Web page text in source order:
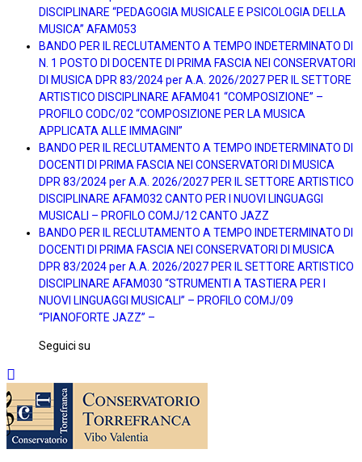
DISCIPLINARE “PEDAGOGIA MUSICALE E PSICOLOGIA DELLA
MUSICA” AFAM053
BANDO PER IL RECLUTAMENTO A TEMPO INDETERMINATO DI
N. 1 POSTO DI DOCENTE DI PRIMA FASCIA NEI CONSERVATORI
DI MUSICA DPR 83/2024 per A.A. 2026/2027 PER IL SETTORE
ARTISTICO DISCIPLINARE AFAM041 “COMPOSIZIONE” –
PROFILO CODC/02 “COMPOSIZIONE PER LA MUSICA
APPLICATA ALLE IMMAGINI”
BANDO PER IL RECLUTAMENTO A TEMPO INDETERMINATO DI
DOCENTI DI PRIMA FASCIA NEI CONSERVATORI DI MUSICA
DPR 83/2024 per A.A. 2026/2027 PER IL SETTORE ARTISTICO
DISCIPLINARE AFAM032 CANTO PER I NUOVI LINGUAGGI
MUSICALI – PROFILO COMJ/12 CANTO JAZZ
BANDO PER IL RECLUTAMENTO A TEMPO INDETERMINATO DI
DOCENTI DI PRIMA FASCIA NEI CONSERVATORI DI MUSICA
DPR 83/2024 per A.A. 2026/2027 PER IL SETTORE ARTISTICO
DISCIPLINARE AFAM030 “STRUMENTI A TASTIERA PER I
NUOVI LINGUAGGI MUSICALI” – PROFILO COMJ/09
“PIANOFORTE JAZZ” –
Seguici su